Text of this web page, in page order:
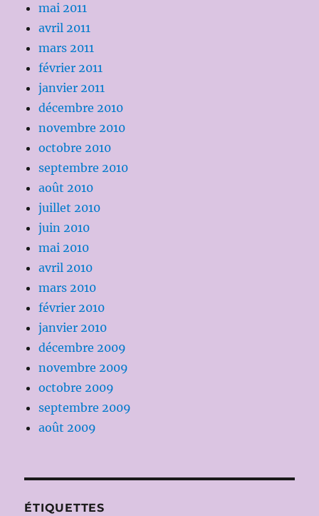
mai 2011
avril 2011
mars 2011
février 2011
janvier 2011
décembre 2010
novembre 2010
octobre 2010
septembre 2010
août 2010
juillet 2010
juin 2010
mai 2010
avril 2010
mars 2010
février 2010
janvier 2010
décembre 2009
novembre 2009
octobre 2009
septembre 2009
août 2009
ÉTIQUETTES